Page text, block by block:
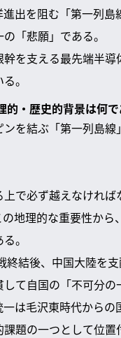
出を阻む「第一列
「悲願」である。
を支える最先端半
。
・歴史的背景は何で
を結ぶ「第一列島線
で必ず越えなけれ
地理的な重要性か
。
結後、中国大陸を
て自国の「不可分の
一は毛沢東時代から
題の一つとして位置